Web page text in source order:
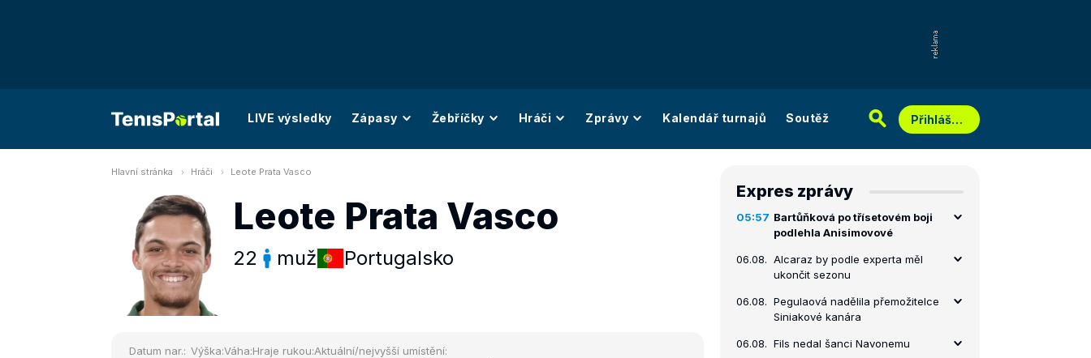
LIVE výsledky Zápasy Žebříčky Hráči Zprávy Kalendář turnajů Soutěž Přihlášení
Hlavní stránka Hráči Leote Prata Vasco
Leote Prata Vasco
22 muž Portugalsko
Datum nar.: Výška:Váha:Hraje rukou:Aktuální/nejvyšší umístění:
Expres zprávy
05:57 Bartůňková po třísetovém boji
podlehla Anisimovové
06.08. Alcaraz by podle experta měl
ukončit sezonu
06.08. Pegulaová nadělila přemožitelce
Siniakové kanára
06.08. Fils nedal šanci Navonemu